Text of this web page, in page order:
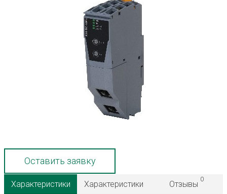
Оставить заявку
Характеристики Характеристики Отзывы
0